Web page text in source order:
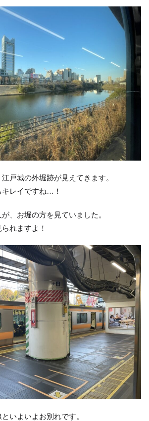
戸城の外堀跡が見えてきます。
レイですね…！
、お堀の方を見ていました。
れますよ！
いよいよお別れです。